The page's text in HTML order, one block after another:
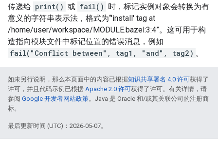
传递给 print() 或 fail() 时，标记实例对象会转换为有
意义的字符串表示法，格式为“'install' tag at
/home/user/workspace/MODULE.bazel:3:4”。这可用于构
造指向模块文件中标记位置的错误消息，例如
fail("Conflict between", tag1, "and", tag2) 。
如未另行说明，那么本页面中的内容已根据知识共享署名 4.0 许可获得了
许可，并且代码示例已根据 Apache 2.0 许可获得了许可。有关详情，请
参阅 Google 开发者网站政策。Java 是 Oracle 和/或其关联公司的注册商
标。
最后更新时间 (UTC)：2026-05-07。